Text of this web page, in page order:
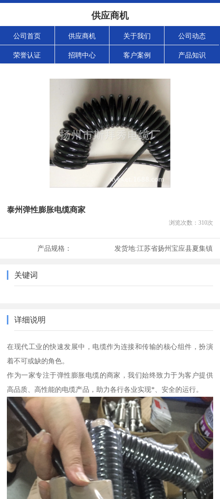
供应商机
公司首页 供应商机 关于我们 公司动态
荣誉认证 招聘中心 客户案例 产品知识
泰州弹性膨胀电缆商家
浏览次数： 310次
产品规格： 发货地:江苏省扬州宝应县夏集镇
关键词
详细说明
在现代工业的快速发展中，电缆作为连接和传输的核心组件，扮演
着不可或缺的角色。
作为一家专注于弹性膨胀电缆的商家，我们始终致力于为客户提供
高品质、高性能的电缆产品，助力各行各业实现*、安全的运行。